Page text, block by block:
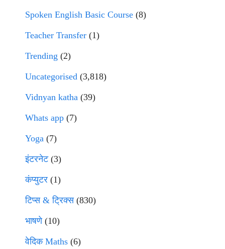
Spoken English Basic Course (8)
Teacher Transfer (1)
Trending (2)
Uncategorised (3,818)
Vidnyan katha (39)
Whats app (7)
Yoga (7)
इंटरनेट(3)
कंप्युटर (1)
टिप्स & ट्रिक्स(830)
भाषणे(10)
वेदिक Maths (6)